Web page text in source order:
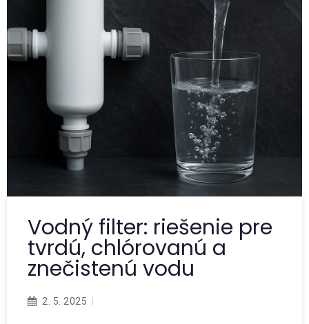
Vodný filter: riešenie pre
tvrdú, chlórovanú a
znečistenú vodu
2. 5. 2025